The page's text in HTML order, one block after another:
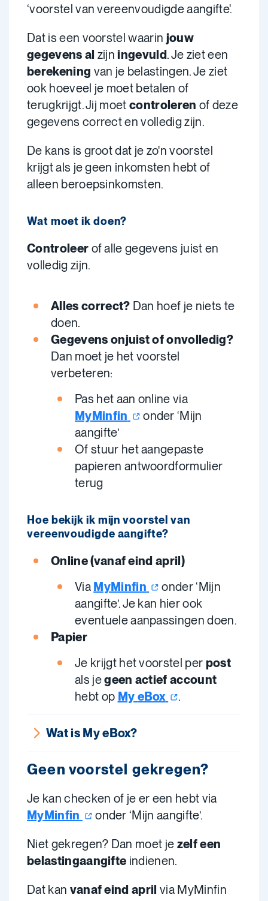
‘voorstel van vereenvoudigde aangifte'.
Dat is een voorstel waarin jouw
gegevens al zijningevuld. Je ziet een
berekening van je belastingen. Je ziet
ook hoeveel je moet betalen of
terugkrijgt. Jij moetcontroleren of deze
gegevens correct en volledig zijn.
De kans is groot dat je zo'n voorstel
krijgt als je geen inkomsten hebt of
alleen beroepsinkomsten.
Wat moet ik doen?
Controleer of alle gegevens juist en
volledig zijn.
Alles correct? Dan hoef je niets te
doen.
Gegevens onjuist of onvolledig?
Dan moet je het voorstel
verbeteren:
Pas het aan online via
MyMinfin
onder ‘Mijn
aangifte’
Of stuur het aangepaste
papieren antwoordformulier
terug
Hoe bekijk ik mijn voorstel van
vereenvoudigde aangifte?
Online (vanaf eind april)
Via MyMinfin
onder ‘Mijn
aangifte’. Je kan hier ook
eventuele aanpassingen doen.
Papier
Je krijgt het voorstel per post
als jegeen actief account
hebt op My eBox .
Wat is My eBox?
Geen voorstel gekregen?
Je kan checken of je er een hebt via
MyMinfin
onder ‘Mijn aangifte’.
Niet gekregen? Dan moet je zelf een
belastingaangifte indienen.
Dat kan vanaf eind april via MyMinfin